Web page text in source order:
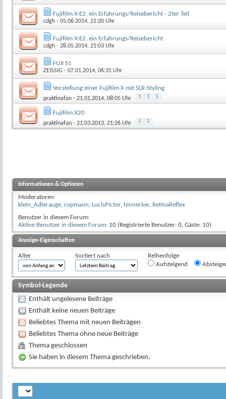
Fujifilm X-E2, ein Erfahrungs/Reisebericht - 2ter Teil
cdgh - 05.06.2014, 21:20 Uhr
Fujifilm X-E2, ein Erfahrungs/Reisebericht
cdgh - 28.05.2014, 21:03 Uhr
FUJI S1
ZEISSIG - 07.01.2014, 06:35 Uhr
Vorstellung einer Fujifilm X mit SLR-Styling
praktinafan - 21.01.2014, 08:05 Uhr 1 2 3
Fujifilm X20
praktinafan - 21.03.2013, 21:26 Uhr 1 2
Informationen & Optionen
Moderatoren
klein_Adlerauge, ropmann, LucisPictor, hinnerker, RetinaReflex
Benutzer in diesem Forum:
Aktive Benutzer in diesem Forum: 10 (Registrierte Benutzer: 0, Gäste: 10)
Anzeige-Eigenschaften
Alter Sortiert nach
Reihenfolge
Aufsteigend
Symbol-Legende
Enthält ungelesene Beiträge
Enthält keine neuen Beiträge
Beliebtes Thema mit neuen Beiträgen
Beliebtes Thema ohne neue Beiträge
Thema geschlossen
Sie haben in diesem Thema geschrieben.